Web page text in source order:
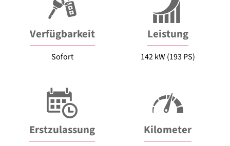
Verfügbarkeit
Sofort
Leistung
142 kW (193 PS)
Erstzulassung Kilometer